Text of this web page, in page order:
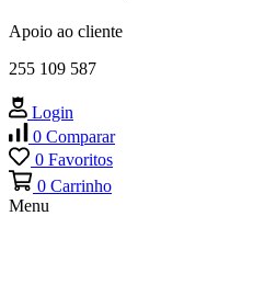
Apoio ao cliente
255 109 587
Login
0 Comparar
0 Favoritos
0 Carrinho
Menu